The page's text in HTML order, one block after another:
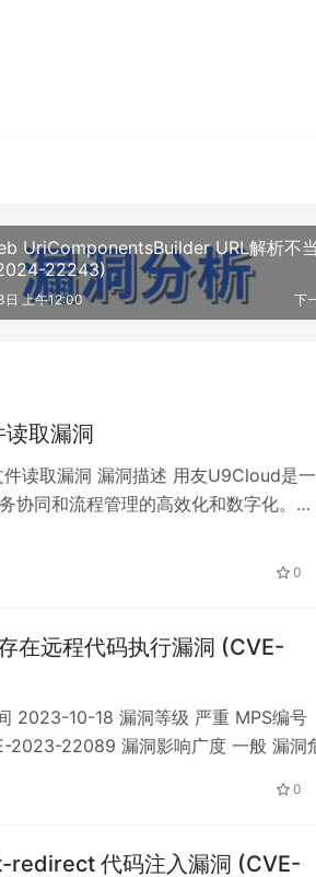
UriComponentsBuilder URL解析不
22243)
下
上午12:00
取漏洞
件读取漏洞 漏洞描述 用友U9Cloud是
协同和流程管理的高效化和数字化。
。 MPS编号 MPS-72yk-6410 CVE编
0
在远程代码执行漏洞 (CVE-
2023-10-18 漏洞等级 严重 MPS编号
2023-22089 漏洞影响广度 一般 漏洞
Server受影响版本存在远…
0
代码注入漏洞 (CVE-